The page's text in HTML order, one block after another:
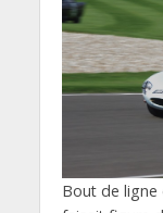
Bout de ligne